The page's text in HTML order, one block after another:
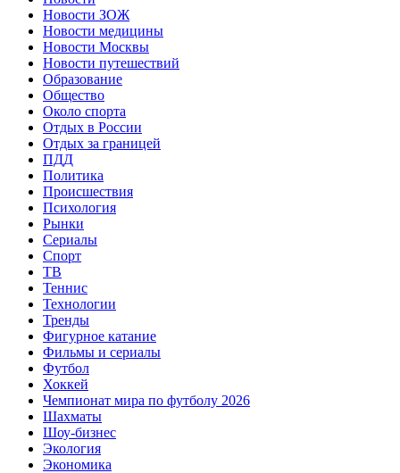
Новости ЗОЖ
Новости медицины
Новости Москвы
Новости путешествий
Образование
Общество
Около спорта
Отдых в России
Отдых за границей
ПДД
Политика
Происшествия
Психология
Рынки
Сериалы
Спорт
ТВ
Теннис
Технологии
Тренды
Фигурное катание
Фильмы и сериалы
Футбол
Хоккей
Чемпионат мира по футболу 2026
Шахматы
Шоу-бизнес
Экология
Экономика